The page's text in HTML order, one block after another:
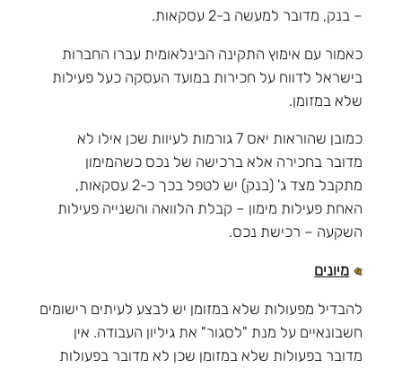
– בנק, מדובר למעשה ב-2 עסקאות.
כאמור עם אימוץ התקינה הבינלאומית עברו החברות
בישראל לדווח על חכירות במועד העסקה כעל פעילות
שלא במזומן.
כמובן שהוראות יאס 7 גורמות לעיוות שכן אילו לא
מדובר בחכירה אלא ברכישה של נכס כשהמימון
מתקבל מצד ג' (בנק) יש לטפל בכך כ-2 עסקאות,
האחת פעילות מימון – קבלת הלוואה והשנייה פעילות
השקעה – רכישת נכס.
מיונים
להבדיל מפעולות שלא במזומן יש לבצע לעיתים רישומים
חשבונאיים על מנת "לסגור" את גיליון העבודה. אין
מדובר בפעולות שלא במזומן שכן לא מדובר בפעולות